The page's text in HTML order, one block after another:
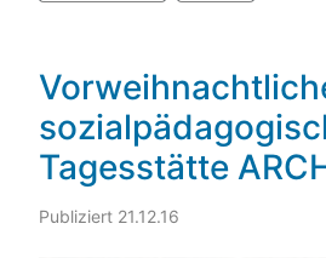
Tagesstätte
Publiziert 21.12.16